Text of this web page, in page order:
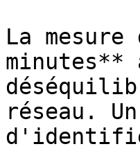
La
réseau.